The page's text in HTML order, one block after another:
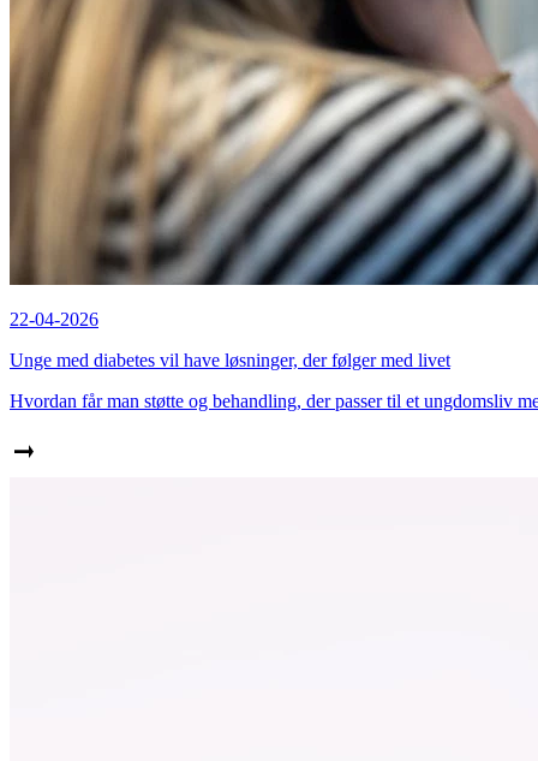
22-04-2026
Unge med diabetes vil have løsninger, der følger med livet
Hvordan får man støtte og behandling, der passer til et ungdomsliv